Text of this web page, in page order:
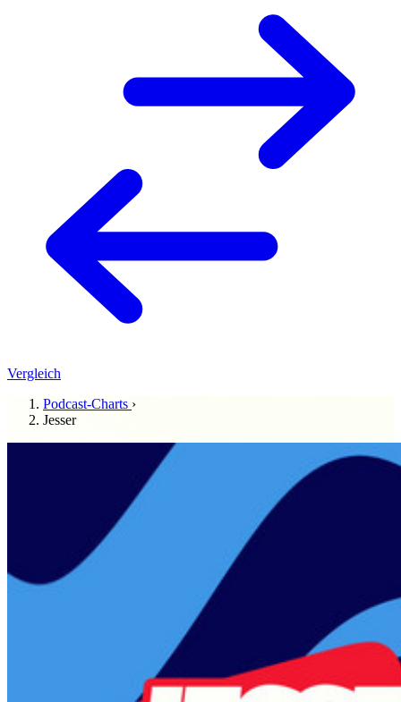
Vergleich
Podcast-Charts ›
Jesser